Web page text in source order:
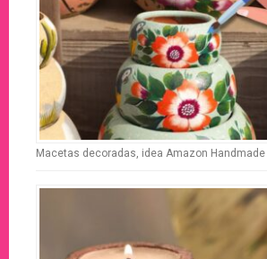
Macetas decoradas, idea Amazon Handmade